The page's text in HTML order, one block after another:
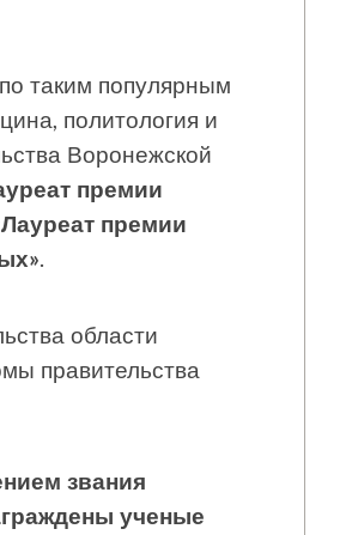
таким популярным
политология и
Воронежской
премии
премии
.
области
правительства
звания
ученые